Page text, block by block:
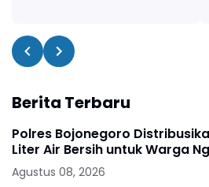
Berita Terbaru
Polres Bojonegoro
Liter Air Bersih untuk Warga
Agustus 08, 2026